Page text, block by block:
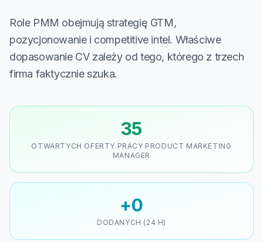
Role PMM obejmują strategię GTM,
pozycjonowanie i competitive intel. Właściwe
dopasowanie CV zależy od tego, którego z trzech
firma faktycznie szuka.
35
OTWARTYCH OFERTY PRACY PRODUCT MARKETING
MANAGER
+0
DODANYCH (24 H)